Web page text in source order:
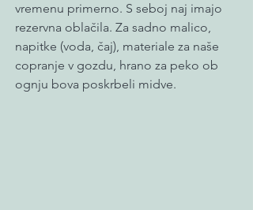
vremenu primerno. S seboj naj imajo
rezervna oblačila. Za sadno malico,
napitke (voda, čaj), materiale za naše
copranje v gozdu, hrano za peko ob
ognju bova poskrbeli midve.​